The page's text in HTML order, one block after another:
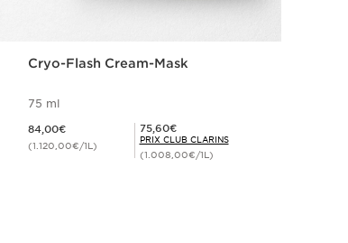
Cryo-Flash Cream-Mask
75 ml
84,00€
(1.120,00€/1L)
Prix Club Clarins 75,60€
75,60€
PRIX CLUB CLARINS
(1.008,00€/1L)